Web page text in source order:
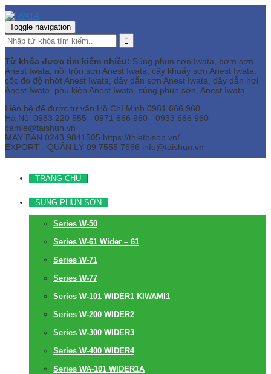
Toggle navigation
Từ khóa được tìm kiếm nhiều: Súng phun sơn Iwata, bơm sơn
Anest Iwata, nồi trộn sơn Anest Iwata, cây khuấy sơn Anest Iwata,
cốc đo độ nhớt Anest Iwata, dây dẫn sơn Anest Iwata, dây dẫn hơi
Anest Iwata, phụ kiện Anest Iwata, súng phun sơn, Anest Iwata
Liên hệ để được tư vấn Hồ Chí Minh 0981 666 960
Hà Nội 0983 220 555 - 0971 666 960 - 0933 666 960
camle@taishun.vn
MÁY BÀN 0243 9841505 https://thietbison.vn/
EXPORT - QUẢN LÝ 09 7555 7666 info@taishun.vn
TRANG CHỦ
SÚNG PHUN SƠN
Series W-50
Series W-61 Wider – 61
Series W-71
Series W-77
Series W-101 WIDER1 KIWAMI1
Series W-200 WIDER2
Series W-300 WIDER3
Series W-400 WIDER4
Series WA-101 WIDER1A